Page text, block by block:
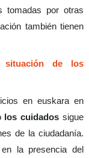
tomadas por otras
también tienen
situación de los
en euskara en
los cuidados sigue
de la ciudadanía.
la presencia del